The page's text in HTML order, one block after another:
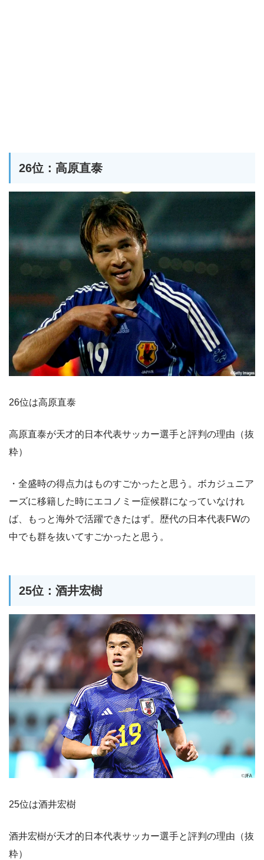
26位：高原直泰
26位は高原直泰
高原直泰が天才的日本代表サッカー選手と評判の理由（抜
粋）
・全盛時の得点力はものすごかったと思う。ボカジュニア
ーズに移籍した時にエコノミー症候群になっていなけれ
ば、もっと海外で活躍できたはず。歴代の日本代表FWの
中でも群を抜いてすごかったと思う。
25位：酒井宏樹
25位は酒井宏樹
酒井宏樹が天才的日本代表サッカー選手と評判の理由（抜
粋）